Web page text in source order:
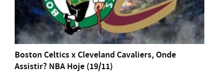
Boston Celtics x Cleveland Cavaliers, Onde
Assistir? NBA Hoje (19/11)